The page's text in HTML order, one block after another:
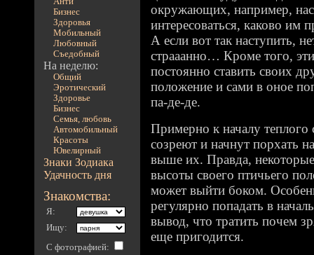
Бизнес
Здоровья
Мобильный
Любовный
Съедобный
На неделю:
Общий
Эротический
Здоровье
Бизнес
Семья, любовь
Автомобильный
Красоты
Ювелирный
Знаки Зодиака
Удачность дня
Знакомства:
Я:
Ищу:
С фотографией:
окружающих, например,
интересоваться, каково им
А если вот так наступить,
страаанно… Кроме того,
постоянно ставить своих
положение и сами в оное
па-де-де.
Примерно к началу теплого
созреют и начнут порхать
выше их. Правда,
высоты своего птичьего
может выйти боком.
регулярно попадать в
вывод, что тратить почем
еще пригодится.